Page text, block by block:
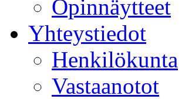
Opinnäytteet
Yhteystiedot
Henkilökunta
Vastaanotot